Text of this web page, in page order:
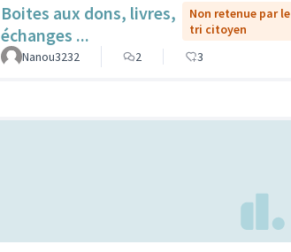
Boites aux dons, livres,
échanges ...
Non retenue par le
tri citoyen
Nanou3232
2 3